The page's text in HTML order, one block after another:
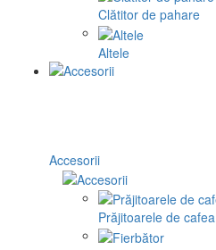
Clătitor de pahare
Altele
Accesorii
Prăjitoarele de cafea